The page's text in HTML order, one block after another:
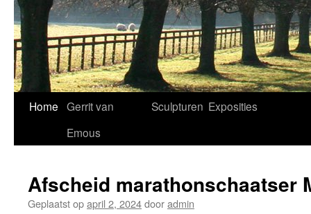
Home Gerrit van
Emous
Sculpturen Exposities
Afscheid marathonschaatser
Geplaatst opapril 2, 2024dooradmin